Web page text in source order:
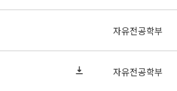
자유전공학부
자유전공학부